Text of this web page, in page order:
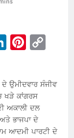
LinkedIn
ਉਮੀਦਵਾਰ ਸੰਜੀਵ
ਖੜੇ ਕਾਂਗਰਸ
ਅਕਾਲੀ ਦਲ
ਭਾਜਪਾ ਦੇ
ਆਦਮੀ ਪਾਰਟੀ ਦੇ